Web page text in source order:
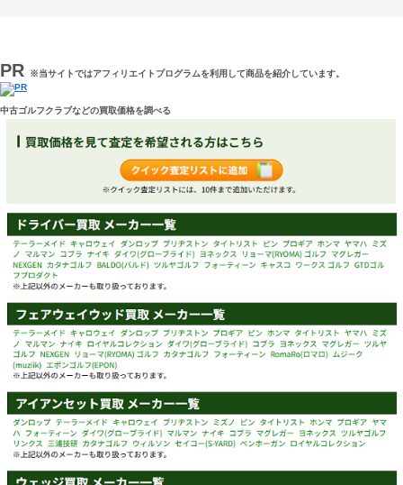
PR ※当サイトではアフィリエイトプログラムを利用して商品を紹介しています。
中古ゴルフクラブなどの買取価格を調べる